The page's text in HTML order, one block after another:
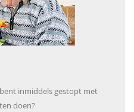
bent inmiddels gestopt met
doen?